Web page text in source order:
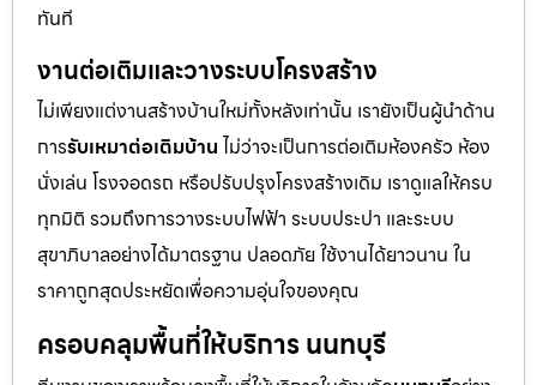
ทันที
งานต่อเติมและวางระบบโครงสร้าง
ไม่เพียงแต่งานสร้างบ้านใหม่ทั้งหลังเท่านั้น เรายังเป็นผู้นำด้าน
การรับเหมาต่อเติมบ้าน ไม่ว่าจะเป็นการต่อเติมห้องครัว ห้อง
นั่งเล่น โรงจอดรถ หรือปรับปรุงโครงสร้างเดิม เราดูแลให้ครบ
ทุกมิติ รวมถึงการวางระบบไฟฟ้า ระบบประปา และระบบ
สุขาภิบาลอย่างได้มาตรฐาน ปลอดภัย ใช้งานได้ยาวนาน ใน
ราคาถูกสุดประหยัดเพื่อความอุ่นใจของคุณ
ครอบคลุมพื้นที่ให้บริการ นนทบุรี